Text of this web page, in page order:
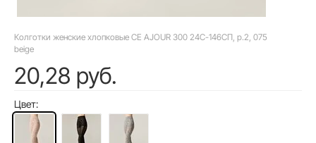
Колготки женские хлопковые CE AJOUR 300 24С-146СП, р.2, 075
beige
20,28 руб.
Цвет: